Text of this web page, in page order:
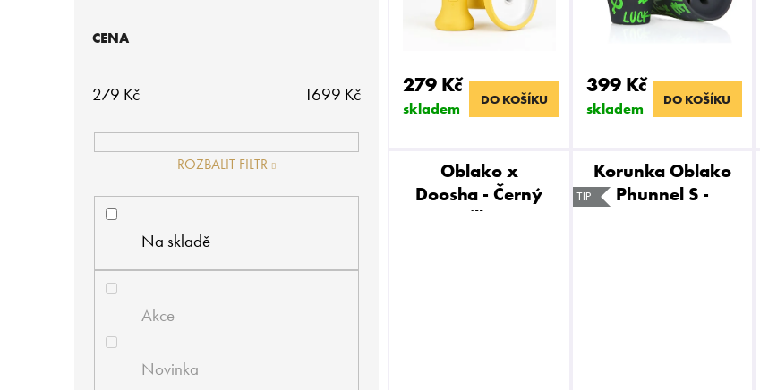
CENA
279 Kč 1699 Kč
Na skladě
Akce
Novinka
ROZBALIT FILTR
U
K
O
D
skladem
279 Kč
DO KOŠÍKU skladem
399 Kč
DO KOŠÍKU
Oblako x
Doosha - Černý
Killer
TIP
Korunka Oblako
Phunnel S -